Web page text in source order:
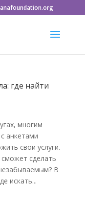
где найти
многим
анкетами
свои услуги.
сделать
В
искать...